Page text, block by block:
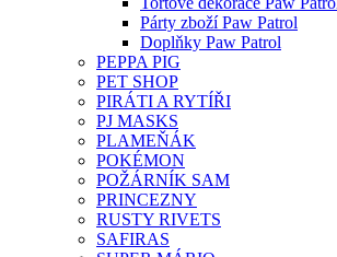
Párty zboží Paw Patrol
Doplňky Paw Patrol
PEPPA PIG
PET SHOP
PIRÁTI A RYTÍŘI
PJ MASKS
PLAMEŇÁK
POKÉMON
POŽÁRNÍK SAM
PRINCEZNY
RUSTY RIVETS
SAFIRAS